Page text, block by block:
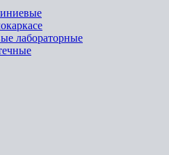
лабораторные